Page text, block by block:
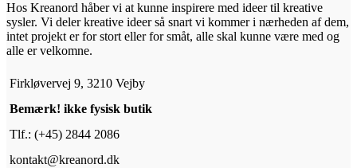
Hos Kreanord håber vi at kunne inspirere med ideer til kreative
sysler. Vi deler kreative ideer så snart vi kommer i nærheden af dem,
intet projekt er for stort eller for småt, alle skal kunne være med og
alle er velkomne.
Firkløvervej 9, 3210 Vejby
Bemærk! ikke fysisk butik
Tlf.: (+45) 2844 2086
kontakt@kreanord.dk